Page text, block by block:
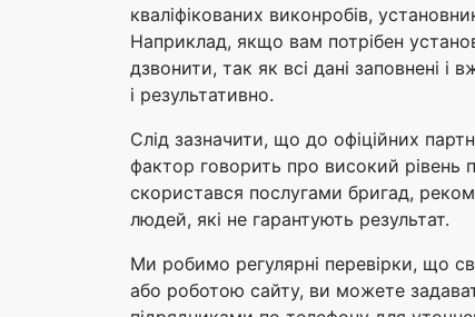
кваліфікованих виконробів,
Наприклад, якщо вам потрібен
дзвонити, так як всі дані заповнені
і результативно.
Слід зазначити, що до офіційних
фактор говорить про високий рівень
скористався послугами бригад,
людей, які не гарантують результат.
Ми робимо регулярні перевірки, що
або роботою сайту, ви можете